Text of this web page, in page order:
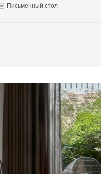
Письменный стол